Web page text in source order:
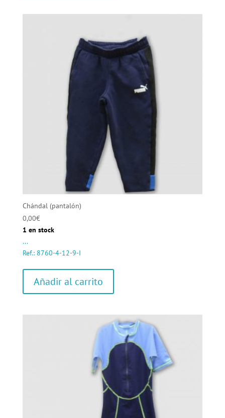
Chándal (pantalón)
0,00€
1 en stock
...
Ref.: 8760-4-12-9-I
Añadir al carrito